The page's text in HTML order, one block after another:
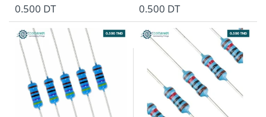
0.500 DT 0.500 DT